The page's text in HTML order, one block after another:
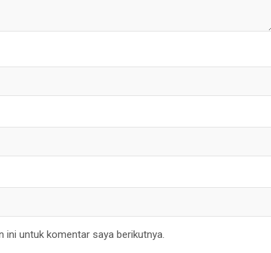
ini untuk komentar saya berikutnya.